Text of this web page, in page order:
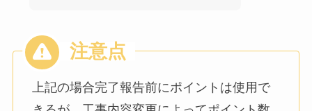
上記の場合完了報告前にポイントは使用で